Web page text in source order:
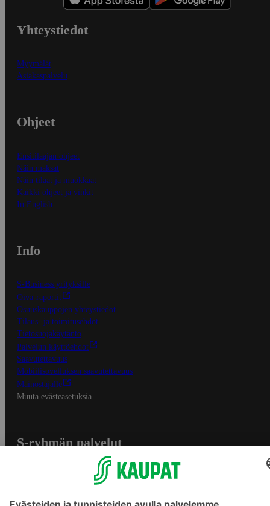
Yhteystiedot
Myymälät
Asiakaspalvelu
Ohjeet
Ensitilaajan ohjeet
Näin maksat
Näin tilaat ja muokkaat
Kaikki ohjeet ja vinkit
In English
Info
S-Business yrityksille
Oiva-raportit
Osuuskauppojen yhteystiedot
Tilaus- ja toimitusehdot
Tietosuojakäytäntö
Palvelun käyttöehdot
Saavutettavuus
Mobiilisovelluksen saavutettavuus
Mainostajalle
Muuta evästeasetuksia
S-ryhmän palvelut